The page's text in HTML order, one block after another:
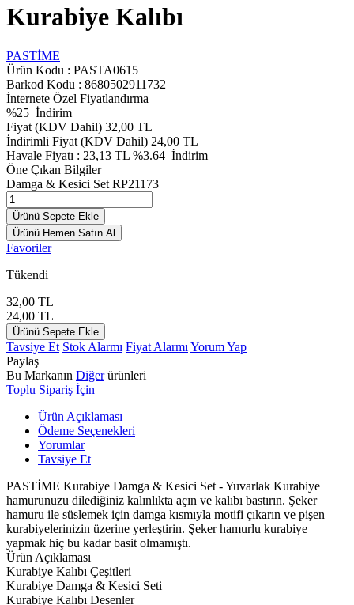
Kurabiye Kalıbı
PASTİME
Ürün Kodu : PASTA0615
Barkod Kodu : 8680502911732
İnternete Özel Fiyatlandırma
%25 İndirim
Fiyat (KDV Dahil) 32,00 TL
İndirimli Fiyat (KDV Dahil) 24,00 TL
Havale Fiyatı : 23,13 TL %3.64 İndirim
Öne Çıkan Bilgiler
Damga & Kesici Set RP21173
Ürünü Sepete Ekle
Ürünü Hemen Satın Al
Favoriler
Tükendi
32,00 TL
24,00 TL
Ürünü Sepete Ekle
Tavsiye Et Stok Alarmı Fiyat Alarmı Yorum Yap
Paylaş
Bu Markanın Diğerürünleri
Toplu Sipariş İçin
Ürün Açıklaması
Ödeme Seçenekleri
Yorumlar
Tavsiye Et
PASTİME Kurabiye Damga & Kesici Set - Yuvarlak Kurabiye
hamurunuzu dilediğiniz kalınlıkta açın ve kalıbı bastırın. Şeker
hamuru ile süslemek için damga kısmıyla motifi çıkarın ve pişen
kurabiyelerinizin üzerine yerleştirin. Şeker hamurlu kurabiye
yapmak hiç bu kadar basit olmamıştı.
Ürün Açıklaması
Kurabiye Kalıbı Çeşitleri
Kurabiye Damga & Kesici Seti
Kurabiye Kalıbı Desenler